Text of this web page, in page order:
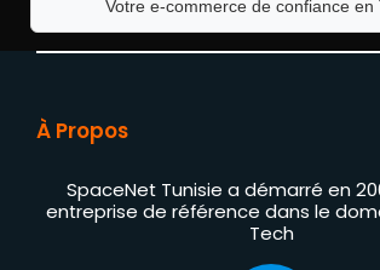
Votre e-commerce de confiance en
À Propos
SpaceNet Tunisie a démarré en
entreprise de référence dans le
Tech